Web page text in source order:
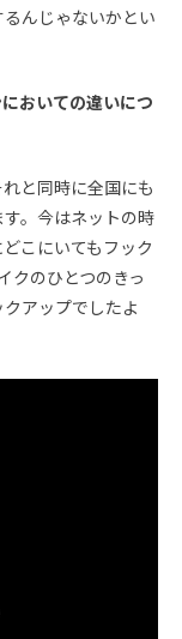
んじゃないかとい
おいての違いにつ
と同時に全国にも
。今はネットの時
こにいてもフック
クのひとつのきっ
アップでしたよ